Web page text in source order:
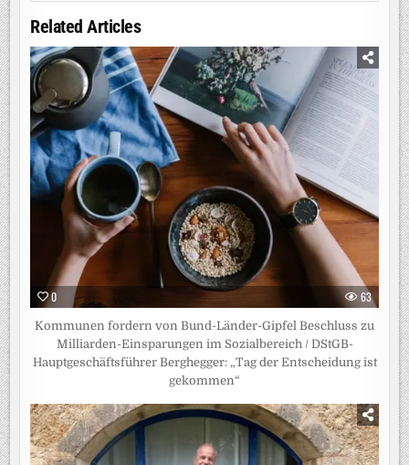
Related Articles
0 63
Kommunen fordern von Bund-Länder-Gipfel Beschluss zu
Milliarden-Einsparungen im Sozialbereich / DStGB-
Hauptgeschäftsführer Berghegger: „Tag der Entscheidung ist
gekommen“